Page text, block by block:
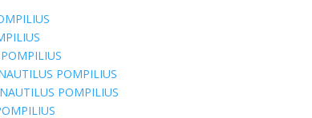
POMPILIUS
NAUTILUS POMPILIUS